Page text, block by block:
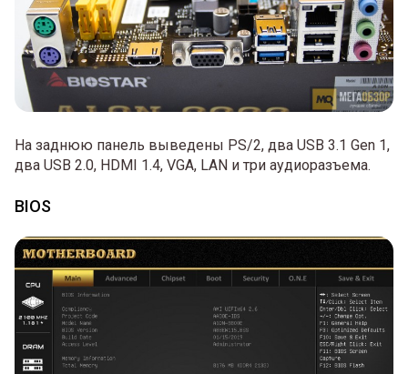
На заднюю панель выведены PS/2, два USB 3.1 Gen 1,
два USB 2.0, HDMI 1.4, VGA, LAN и три аудиоразъема.
BIOS